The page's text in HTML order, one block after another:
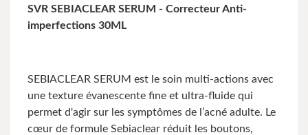
SVR SEBIACLEAR SERUM - Correcteur Anti-
imperfections 30ML
SEBIACLEAR SERUM est le soin multi-actions avec
une texture évanescente fine et ultra-fluide qui
permet d'agir sur les symptômes de l’acné adulte. Le
cœur de formule Sebiaclear réduit les boutons,